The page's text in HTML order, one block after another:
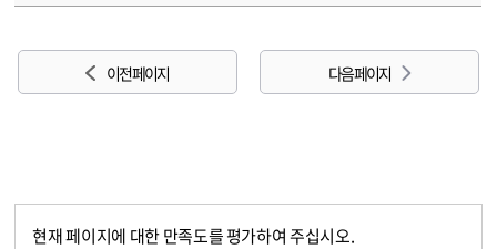
이전 페이지 다음 페이지
현재 페이지에 대한 만족도를 평가하여 주십시오.